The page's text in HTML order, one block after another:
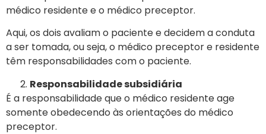
médico residente e o médico preceptor.
Aqui, os dois avaliam o paciente e decidem a conduta
a ser tomada, ou seja, o médico preceptor e residente
têm responsabilidades com o paciente.
Responsabilidade subsidiária
É a responsabilidade que o médico residente age
somente obedecendo às orientações do médico
preceptor.